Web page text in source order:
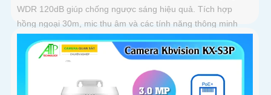
WDR 120dB giúp chống ngược sáng hiệu quả. Tích hợp
hồng ngoại 30m, mic thu âm và các tính năng thông minh
như phát hiện chuyển động, nâng cao giám sát an ninh